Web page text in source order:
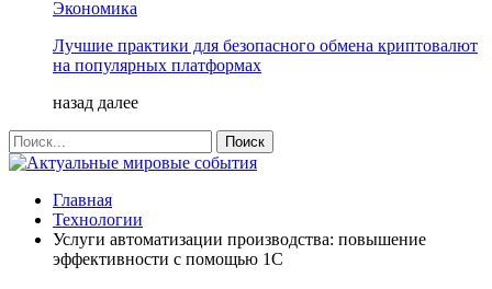
Экономика
Лучшие практики для безопасного обмена криптовалют
на популярных платформах
назад далее
Главная
Технологии
Услуги автоматизации производства: повышение
эффективности с помощью 1С